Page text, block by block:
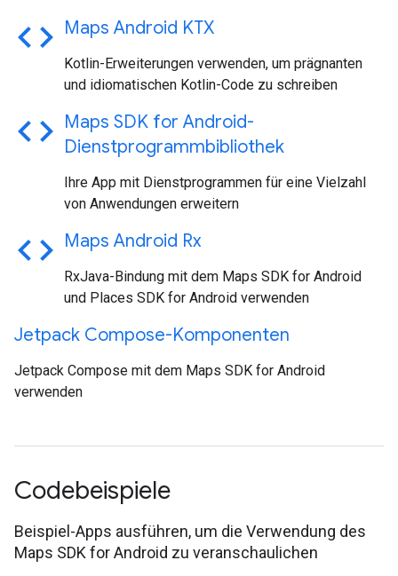
code Maps Android KTX
Kotlin-Erweiterungen verwenden, um prägnanten
und idiomatischen Kotlin-Code zu schreiben
code Maps SDK for Android-
Dienstprogrammbibliothek
Ihre App mit Dienstprogrammen für eine Vielzahl
von Anwendungen erweitern
code Maps Android Rx
RxJava-Bindung mit dem Maps SDK for Android
und Places SDK for Android verwenden
Jetpack Compose-Komponenten
Jetpack Compose mit dem Maps SDK for Android
verwenden
Codebeispiele
Beispiel-Apps ausführen, um die Verwendung des
Maps SDK for Android zu veranschaulichen